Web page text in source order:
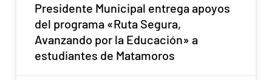
Presidente Municipal entrega apoyos
del programa «Ruta Segura,
Avanzando por la Educación» a
estudiantes de Matamoros